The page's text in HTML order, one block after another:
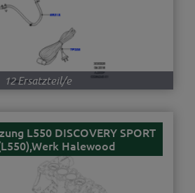
12 Ersatzteil/e
L550 DISCOVERY SPORT
Halewood